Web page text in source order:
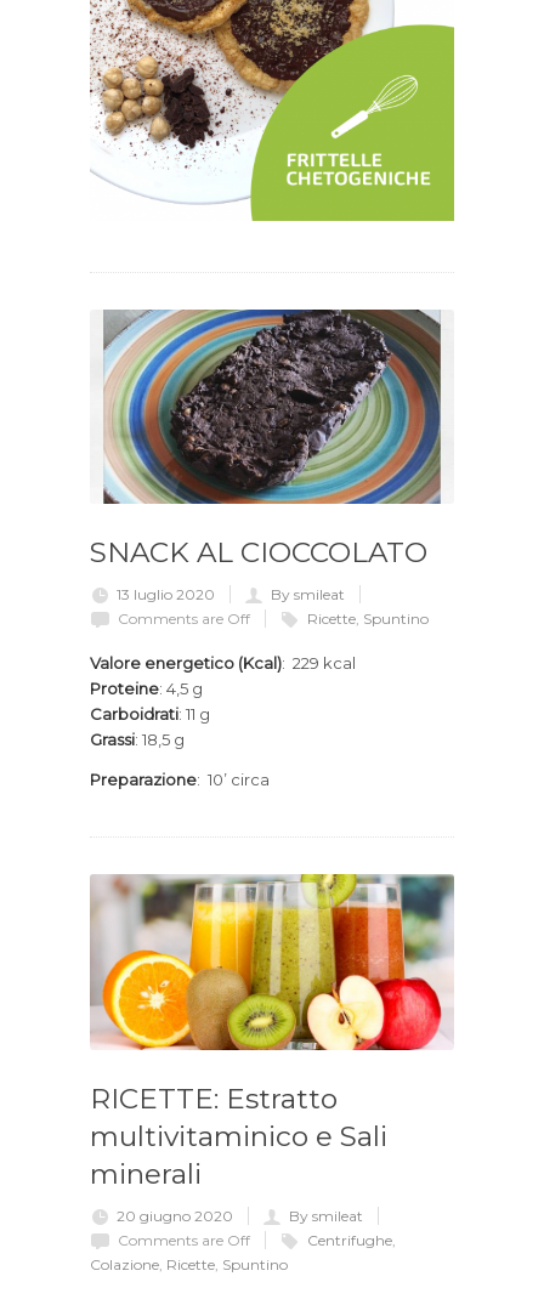
SNACK AL CIOCCOLATO
13 luglio 2020
By smileat
Comments are Off
Ricette Spuntino
Valore energetico (Kcal): 229 kcal
Proteine: 4,5 g
Carboidrati: 11 g
Grassi: 18,5 g
Preparazione: 10’ circa
RICETTE: Estratto
multivitaminico e Sali
minerali
20 giugno 2020
By smileat
Comments are Off
Centrifughe,
Colazione, Ricette, Spuntino